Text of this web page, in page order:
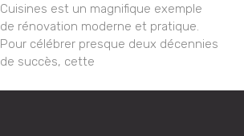
Cuisines est un magnifique exemple
de rénovation moderne et pratique.
Pour célébrer presque deux décennies
de succès, cette